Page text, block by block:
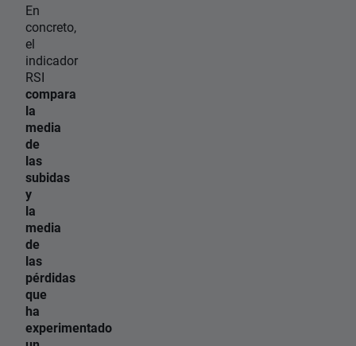
En
concreto,
el
indicador
RSI
compara
la
media
de
las
subidas
y
la
media
de
las
pérdidas
que
ha
experimentado